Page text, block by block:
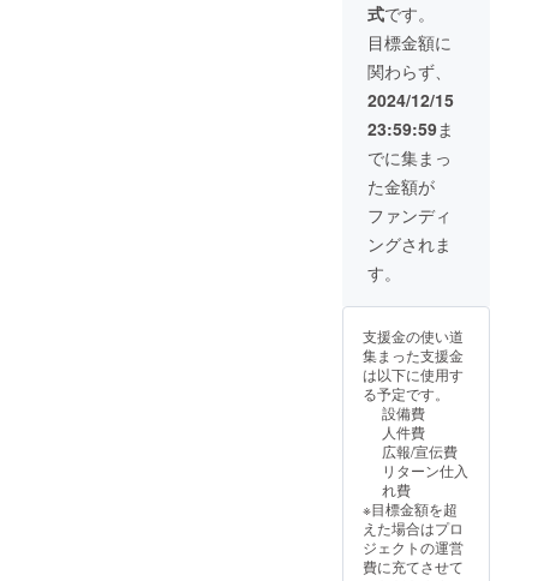
都府和
束町 保
存方
法：高
温多湿
開封後
はお早
めにお
飲みく
ださい
7/1, 8/5,
9/9,
10/7
,12/2 時
間：10
時〜16
時（お
昼ご飯
付き）
講師：
細井農
園 細
井堅太
名 場
所：京
都おぶ
ぶ茶
苑 工
場２階
イベン
トス
ペース
※参加す
る日付
を選択
くださ
い ※バ
スチ
お茶 原
材料：
荒茶 賞
味期
限：１
年 原産
国：日
本 産
地：京
都府和
束町 保
存方
法：高
開封後
めにお
飲みく
ださい
なく
なって
いる
中、
もっと
気軽に
お茶を
淹れて
飲んで
欲しい
という
思いか
らこの
まし
社のロ
ゴやオ
リジナ
ルデザ
インを
使用し
て製作
いたし
宣伝や
ビジネ
ス
『ティ
式です。
目標金額に
関わらず、
2024/12/15
23:59:59ま
でに集まっ
た金額が
ファンディ
ングされま
す。
支援金の使い道
集まった支援金
は以下に使用す
る予定です。
設備費
人件費
広報/宣伝費
リターン仕入
れ費
※目標金額を超
えた場合はプロ
ジェクトの運営
費に充てさせて